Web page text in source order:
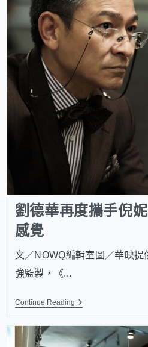
劉德華再度攜手倪
感覺
文／NOWQ編輯室圖／華映提
強監製，《...
Continue Reading